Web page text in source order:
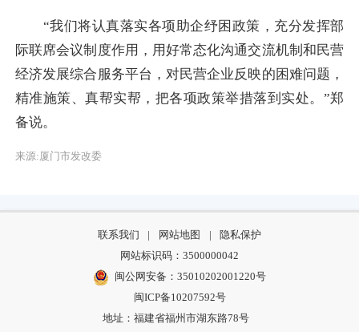
“我们将认真落实各项助企纾困政策，充分发挥部
际联席会议制度作用，用好常态化沟通交流机制和民营
经济发展综合服务平台，对民营企业反映的困难问题，
精准施策、真帮实帮，把各项政策举措落到实处。”郑
备说。
来源:厦门市发改委
联系我们 | 网站地图 |
隐私保护
网站标识码：3500000042
闽公网安备：35010202001220号
闽ICP备10207592号
地址：福建省福州市湖东路78号